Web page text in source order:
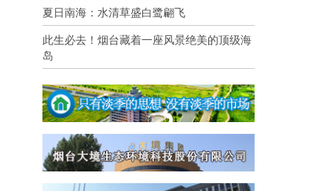
夏日南海：水清草盛白鹭翩飞
此生必去！烟台藏着一座风景绝美的顶级海
岛